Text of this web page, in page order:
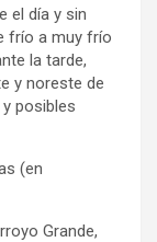
el día y sin
frío a muy frío
la tarde,
y noreste de
posibles
(en
Grande,